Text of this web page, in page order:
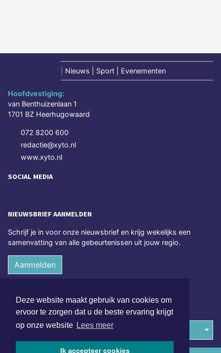
Deze website maakt gebruik van cookies om
ervoor te zorgen dat u de beste ervaring krijgt
op onze website Lees meer
Ik accepteer cookies
Nieuws | Sport | Evenementen
Hoofdvestiging:
van Benthuizenlaan 1
1701 BZ Heerhugowaard
072 8200 600
redactie@xyto.nl
www.xyto.nl
SOCIAL MEDIA
NIEUWSBRIEF AANMELDEN
Schrijf je in voor onze nieuwsbrief en krijg wekelijks een
samenvatting van alle gebeurtenissen uit jouw regio.
Aanmelden
Overige dagbladen in de regio